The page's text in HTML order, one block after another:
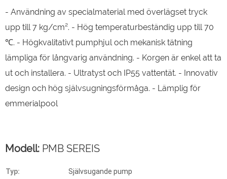
- Användning av specialmaterial med överlägset tryck
upp till 7 kg/cm². - Hög temperaturbeständig upp till 70
℃. - Högkvalitativt pumphjul och mekanisk tätning
lämpliga för långvarig användning. - Korgen är enkel att ta
ut och installera. - Ultratyst och IP55 vattentät. - Innovativ
design och hög självsugningsförmåga. - Lämplig för
emmerialpool
Modell: PMB SEREIS
Typ:
Självsugande pump